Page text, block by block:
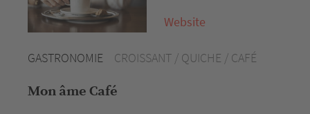
GASTRONOMIE CROISSANT / QUICHE / CAFÉ
Mon âme Café
Website